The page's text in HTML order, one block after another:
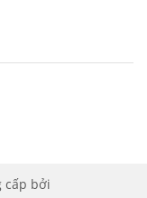
cấp bởi